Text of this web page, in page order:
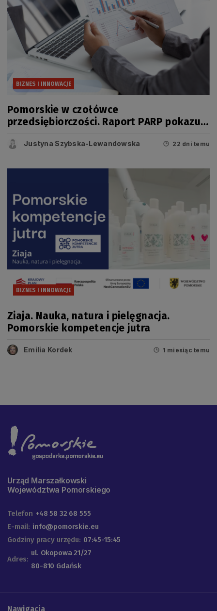
BIZNES I INNOWACJE
Pomorskie w czołówce
przedsiębiorczości. Raport PARP pokazuje
regionu świadczy coś więcej niż liczba
Justyna Szybska-Lewandowska 22 dni temu
BIZNES I INNOWACJE
Ziaja. Nauka, natura i pielęgnacja.
Pomorskie kompetencje jutra
Emilia Kordek 1 miesiąc temu
Urząd Marszałkowski
Województwa Pomorskiego
Telefon +48 58 32 68 555
E-mail: info@pomorskie.eu
Godziny pracy urzędu: 07:45-15:45
Adres:
ul. Okopowa 21/27
80-810 Gdańsk
Nawigacja